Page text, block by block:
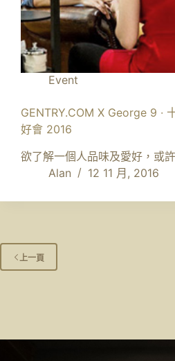
Event
GENTRY.COM X George 9 ∙
好會 2016
欲了解一個人品味及愛好，或
Alan
12 11 月, 2016
上一頁